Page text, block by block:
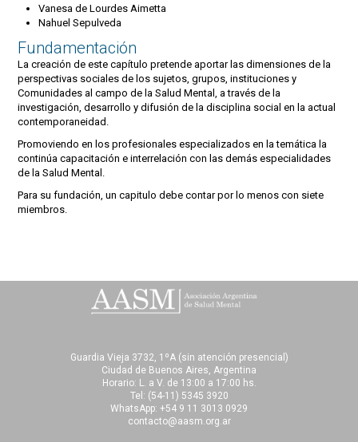
Vanesa de Lourdes Aimetta
Nahuel Sepulveda
Fundamentación
La creación de este capítulo pretende aportar las dimensiones de la
perspectivas sociales de los sujetos, grupos, instituciones y
Comunidades al campo de la Salud Mental, a través de la
investigación, desarrollo y difusión de la disciplina social en la actual
contemporaneidad.
Promoviendo en los profesionales especializados en la temática la
continúa capacitación e interrelación con las demás especialidades
de la Salud Mental.
Para su fundación, un capitulo debe contar por lo menos con siete
miembros.
Guardia Vieja 3732, 1ºA (sin atención presencial)
Ciudad de Buenos Aires, Argentina
Horario: L. a V. de 13:00 a 17:00 hs.
Tel: (54-11) 5345 3920
WhatsApp: +54 9 11 3013 0929
contacto@aasm.org.ar